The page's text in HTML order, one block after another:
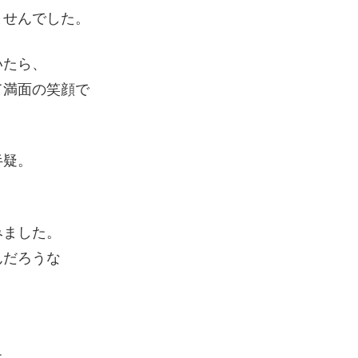
んでした。
ら、
面の笑顔で
。
した。
ろうな